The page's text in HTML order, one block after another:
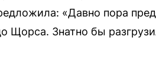
«Давно пора
Щорса. Знатно бы